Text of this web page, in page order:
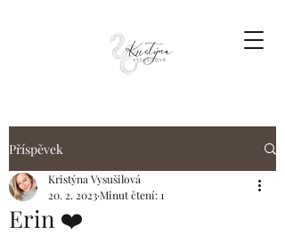
Příspěvek
Erin ❤️
Kristýna Vysušilová
20. 2. 2023Minut čtení: 1